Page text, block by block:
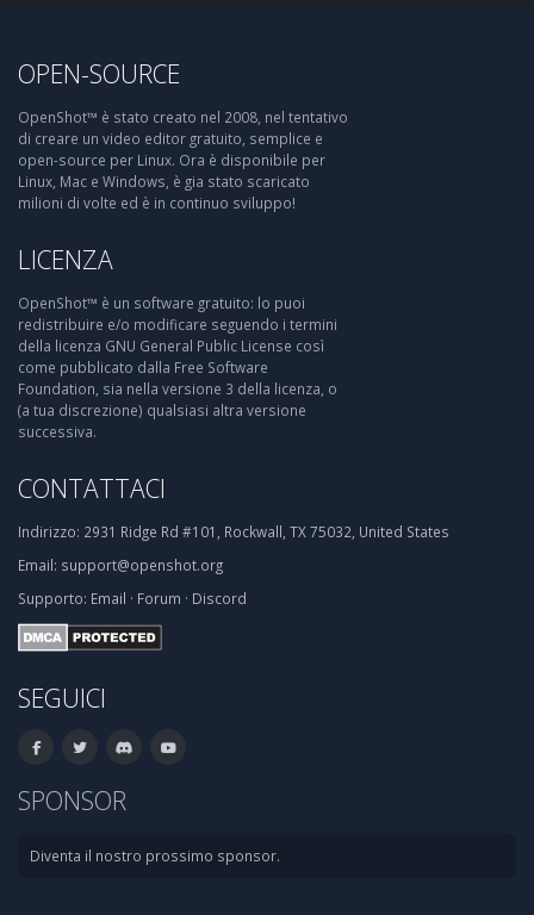
OPEN-SOURCE
OpenShot™ è stato creato nel 2008, nel tentativo
di creare un video editor gratuito, semplice e
open-source per Linux. Ora è disponibile per
Linux, Mac e Windows, è gia stato scaricato
milioni di volte ed è in continuo sviluppo!
LICENZA
OpenShot™ è un software gratuito: lo puoi
redistribuire e/o modificare seguendo i termini
della licenza GNU General Public License così
come pubblicato dalla Free Software
Foundation, sia nella versione 3 della licenza, o
(a tua discrezione) qualsiasi altra versione
successiva.
CONTATTACI
Indirizzo: 2931 Ridge Rd #101, Rockwall, TX 75032, United States
Email: support@openshot.org
Supporto: Email · Forum · Discord
SEGUICI
SPONSOR
Diventa il nostro prossimo sponsor.